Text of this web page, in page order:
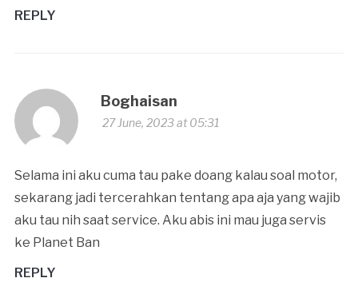
REPLY
Boghaisan
27 June, 2023 at 05:31
Selama ini aku cuma tau pake doang kalau soal motor,
sekarang jadi tercerahkan tentang apa aja yang wajib
aku tau nih saat service. Aku abis ini mau juga servis
ke Planet Ban
REPLY